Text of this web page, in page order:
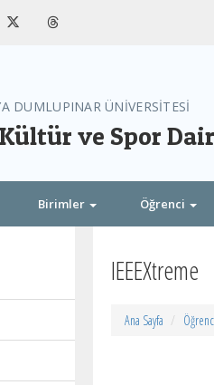
DUMLUPINAR ÜNİVERSİTESİ
ve Spor
Birimler Öğrenci
IEEEXtreme
Ana Sayfa